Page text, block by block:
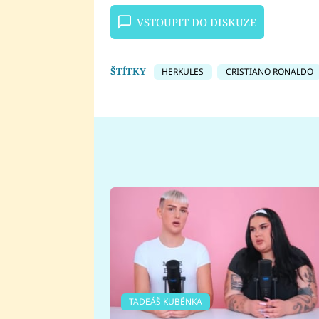
VSTOUPIT DO DISKUZE
ŠTÍTKY HERKULES CRISTIANO RONALDO
TADEÁŠ KUBĚNKA